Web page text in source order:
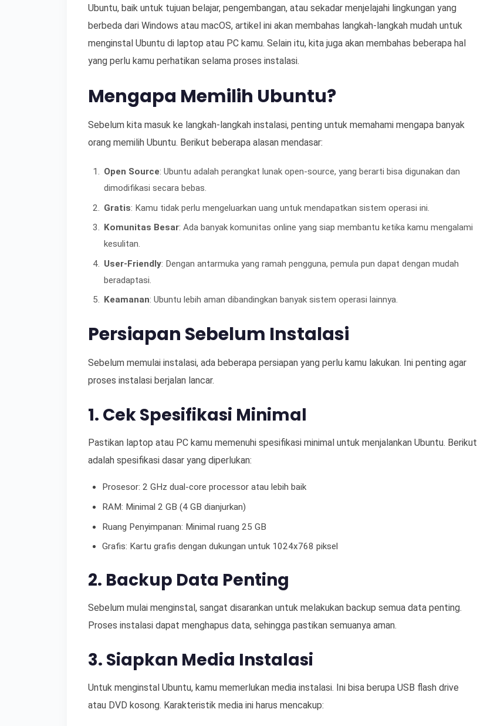
Ubuntu, baik untuk tujuan belajar, pengembangan, atau sekadar menjelajahi lingkungan yang
berbeda dari Windows atau macOS, artikel ini akan membahas langkah-langkah mudah untuk
menginstal Ubuntu di laptop atau PC kamu. Selain itu, kita juga akan membahas beberapa hal
yang perlu kamu perhatikan selama proses instalasi.
Mengapa Memilih Ubuntu?
Sebelum kita masuk ke langkah-langkah instalasi, penting untuk memahami mengapa banyak
orang memilih Ubuntu. Berikut beberapa alasan mendasar:
Open Source: Ubuntu adalah perangkat lunak open-source, yang berarti bisa digunakan dan
dimodifikasi secara bebas.
Gratis: Kamu tidak perlu mengeluarkan uang untuk mendapatkan sistem operasi ini.
Komunitas Besar: Ada banyak komunitas online yang siap membantu ketika kamu mengalami
kesulitan.
User-Friendly: Dengan antarmuka yang ramah pengguna, pemula pun dapat dengan mudah
beradaptasi.
Keamanan: Ubuntu lebih aman dibandingkan banyak sistem operasi lainnya.
Persiapan Sebelum Instalasi
Sebelum memulai instalasi, ada beberapa persiapan yang perlu kamu lakukan. Ini penting agar
proses instalasi berjalan lancar.
1. Cek Spesifikasi Minimal
Pastikan laptop atau PC kamu memenuhi spesifikasi minimal untuk menjalankan Ubuntu. Berikut
adalah spesifikasi dasar yang diperlukan:
Prosesor: 2 GHz dual-core processor atau lebih baik
RAM: Minimal 2 GB (4 GB dianjurkan)
Ruang Penyimpanan: Minimal ruang 25 GB
Grafis: Kartu grafis dengan dukungan untuk 1024x768 piksel
2. Backup Data Penting
Sebelum mulai menginstal, sangat disarankan untuk melakukan backup semua data penting.
Proses instalasi dapat menghapus data, sehingga pastikan semuanya aman.
3. Siapkan Media Instalasi
Untuk menginstal Ubuntu, kamu memerlukan media instalasi. Ini bisa berupa USB flash drive
atau DVD kosong. Karakteristik media ini harus mencakup: